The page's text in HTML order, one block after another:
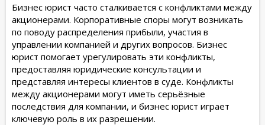
Бизнес юрист часто сталкивается с конфликтами между
акционерами. Корпоративные споры могут возникать
по поводу распределения прибыли, участия в
управлении компанией и других вопросов. Бизнес
юрист помогает урегулировать эти конфликты,
предоставляя юридические консультации и
представляя интересы клиентов в суде. Конфликты
между акционерами могут иметь серьёзные
последствия для компании, и бизнес юрист играет
ключевую роль в их разрешении.